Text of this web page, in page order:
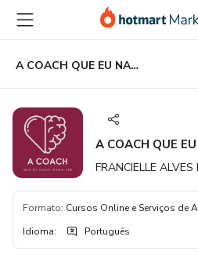
para
conteúdo
principal
para
pagamento
para
rodapé
A COACH QUE EU NASCI PARA SER
A COACH QUE
FRANCIELLE
Formato: Cursos Online e Serviços de
Idioma: Português